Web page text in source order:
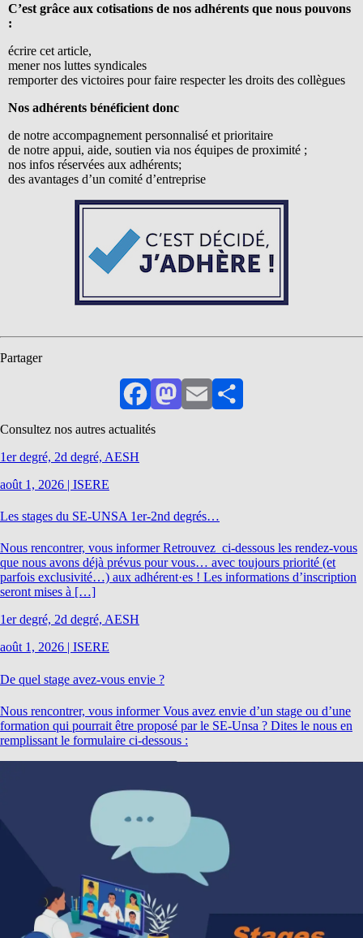
C’est grâce aux cotisations de nos adhérents que nous pouvons
:
écrire cet article,
mener nos luttes syndicales
remporter des victoires pour faire respecter les droits des collègues
Nos adhérents bénéficient donc
de notre accompagnement personnalisé et prioritaire
de notre appui, aide, soutien via nos équipes de proximité ;
nos infos réservées aux adhérents;
des avantages d’un comité d’entreprise
Partager
FacebookMastodon
EmailPartager
Consultez nos autres actualités
1er degré, 2d degré, AESH
août 1, 2026 | ISERE
Les stages du SE-UNSA 1er-2nd degrés…
Nous rencontrer, vous informer Retrouvez ci-dessous les rendez-vous
que nous avons déjà prévus pour vous… avec toujours priorité (et
parfois exclusivité…) aux adhérent·es ! Les informations d’inscription
seront mises à […]
1er degré, 2d degré, AESH
août 1, 2026
ISERE
De quel stage avez-vous envie ?
Nous rencontrer, vous informer Vous avez envie d’un stage ou d’une
formation qui pourrait être proposé par le SE-Unsa ? Dites le nous en
remplissant le formulaire ci-dessous :